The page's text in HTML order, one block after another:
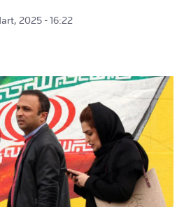
2025 - 16:22